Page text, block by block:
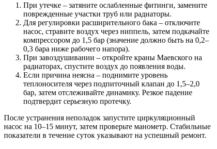
При утечке – затяните ослабленные фитинги, замените
поврежденные участки труб или радиаторы.
Для регулировки расширительного бака – отключите
насос, стравите воздух через ниппель, затем подкачайте
компрессором до 1,5 бар (значение должно быть на 0,2–
0,3 бара ниже рабочего напора).
При завоздушивании – откройте краны Маевского на
радиаторах, спустите воздух до появления воды.
Если причина неясна – поднимите уровень
теплоносителя через подпиточный клапан до 1,5–2,0
бар, затем отслеживайте динамику. Резкое падение
подтвердит серьезную протечку.
После устранения неполадок запустите циркуляционный
насос на 10–15 минут, затем проверьте манометр. Стабильные
показатели в течение суток указывают на успешный ремонт.